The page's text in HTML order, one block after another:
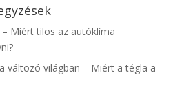
Miért tilos az autóklíma
változó világban – Miért a tégla a